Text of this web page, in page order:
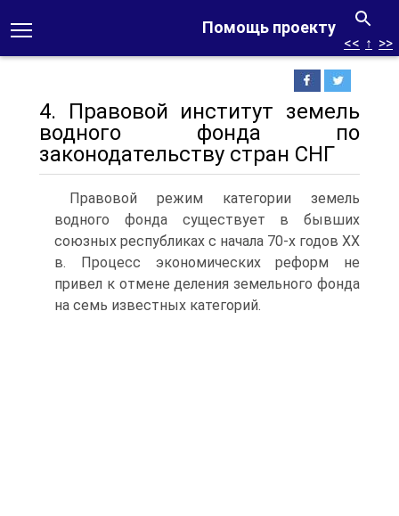
Помощь проекту
<< ↑ >>
4. Правовой институт земель
водного фонда по
законодательству стран СНГ
Правовой режим категории земель
водного фонда существует в бывших
союзных республиках с начала 70-х годов ХХ
в. Процесс экономических реформ не
привел к отмене деления земельного фонда
на семь известных категорий.